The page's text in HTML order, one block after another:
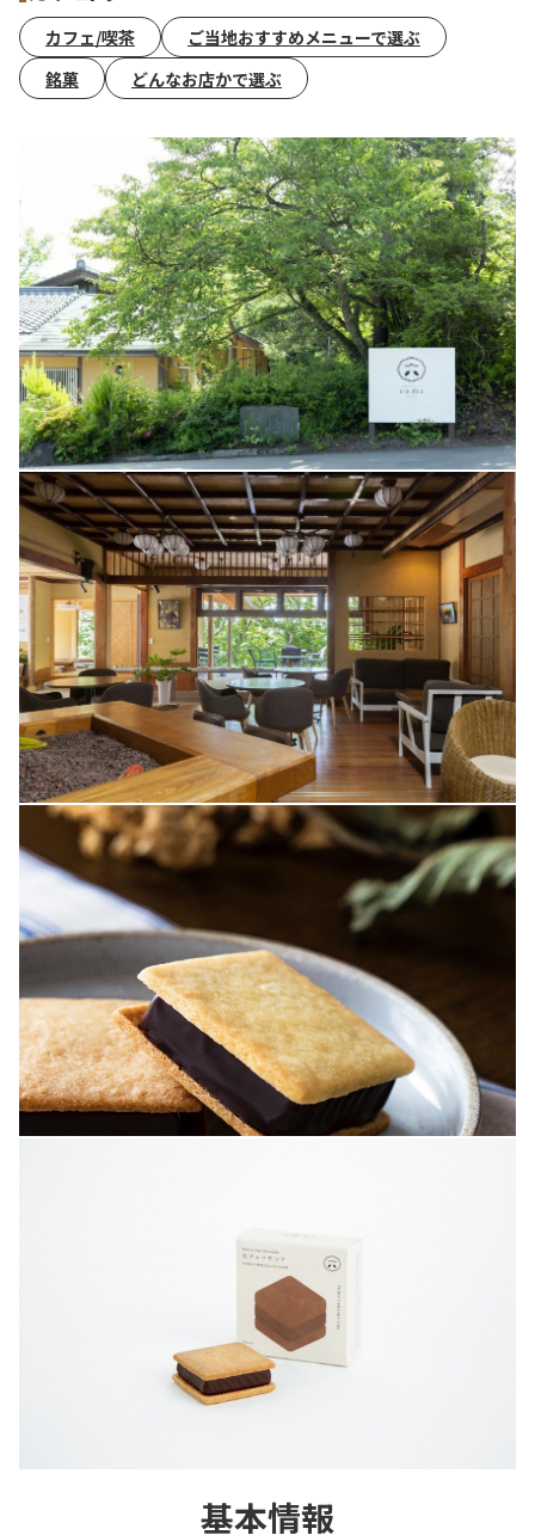
カフェ/喫茶
ご当地おすすめメニューで選ぶ
銘菓
どんなお店かで選ぶ
基本情報